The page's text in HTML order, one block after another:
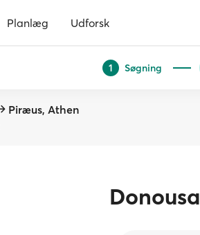
Planlæg Udforsk
1 Søgning
Piræus, Athen
Donousa